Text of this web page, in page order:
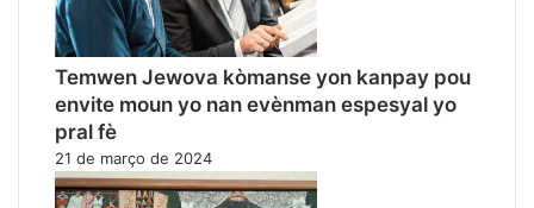
Temwen Jewova kòmanse yon kanpay pou
envite moun yo nan evènman espesyal yo
pral fè
21 de março de 2024